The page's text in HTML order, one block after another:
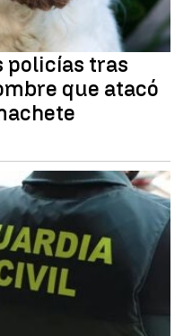
policías tras
que atacó